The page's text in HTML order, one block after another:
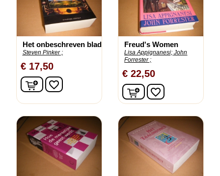
Het onbeschreven blad
Steven Pinker ;
€ 17,50
In winkelwagen
favorite_border
Freud's Women
Lisa Appignanesi; John
Forrester ;
€ 22,50
In winkelwagen
favorite_border